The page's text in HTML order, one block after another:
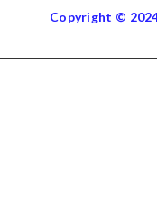
Copyright ©